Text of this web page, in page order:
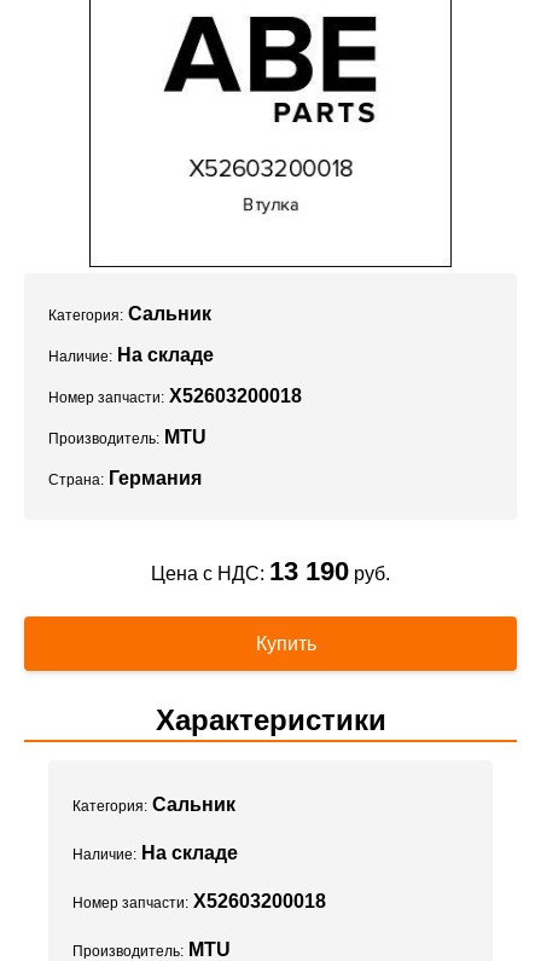
Категория: Сальник
Наличие: На складе
Номер запчасти: X52603200018
Производитель: MTU
Страна: Германия
Цена с НДС: 13 190 руб.
Купить
Характеристики
Категория: Сальник
Наличие: На складе
Номер запчасти: X52603200018
Производитель: MTU